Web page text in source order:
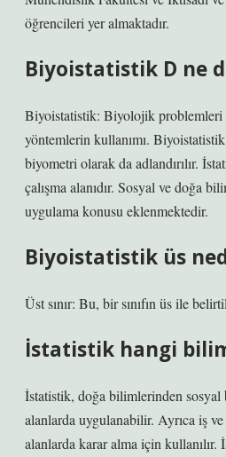
öğrencileri yer almaktadır.
Biyoistatistik D ne
Biyoistatistik: Biyolojik problemleri
yöntemlerin kullanımı.
biyometri olarak da adlandırılır.
çalışma alanıdır. Sosyal ve doğa
uygulama konusu eklenmektedir.
Biyoistatistik üs
Üst sınır: Bu, bir sınıfın üs ile
İstatistik hangi
İstatistik, doğa bilimlerinden
alanlarda uygulanabilir. Ayrıca iş
alanlarda karar alma için kullanılır.